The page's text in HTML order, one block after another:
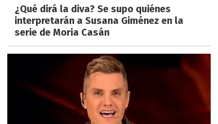
¿Qué dirá la diva? Se supo quiénes
interpretarán a Susana Giménez en la
serie de Moria Casán